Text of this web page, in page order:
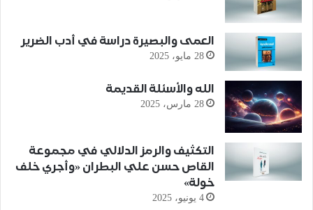
العمى والبصيرة دراسة في أدب الضرير
28 مايو، 2025
الله والأسئلة القديمة
28 مارس، 2025
التكثيف والرمز الدلالي في مجموعة
القاص حسن علي البطران «وأجري خلف
خولة»
4 يونيو، 2025